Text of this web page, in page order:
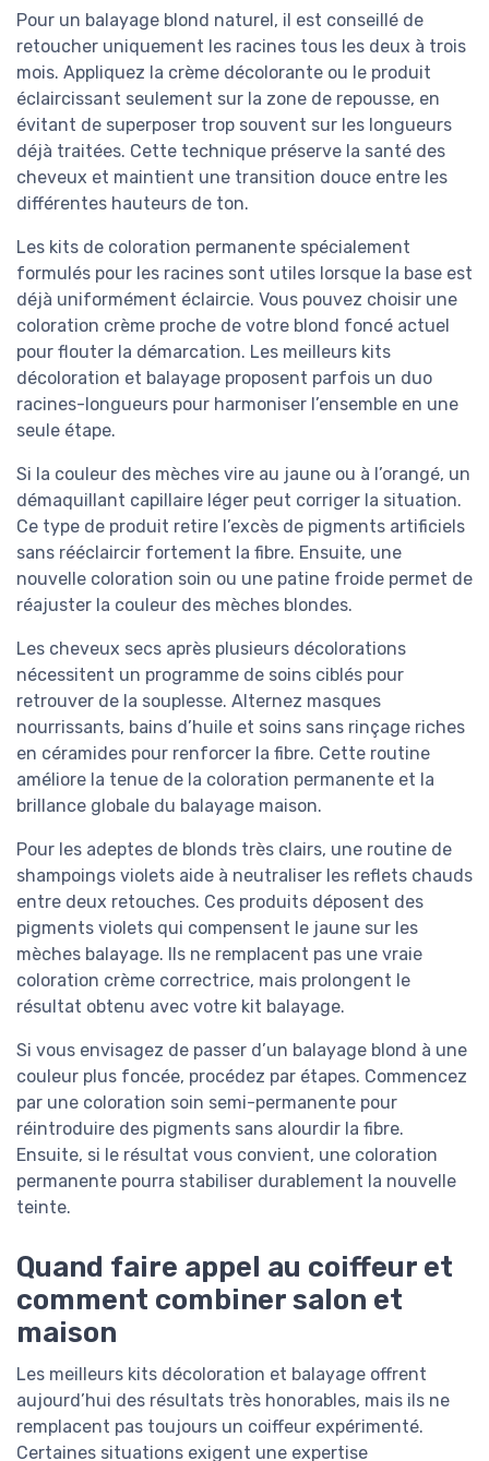
Pour un balayage blond naturel, il est conseillé de
retoucher uniquement les racines tous les deux à trois
mois. Appliquez la crème décolorante ou le produit
éclaircissant seulement sur la zone de repousse, en
évitant de superposer trop souvent sur les longueurs
déjà traitées. Cette technique préserve la santé des
cheveux et maintient une transition douce entre les
différentes hauteurs de ton.
Les kits de coloration permanente spécialement
formulés pour les racines sont utiles lorsque la base est
déjà uniformément éclaircie. Vous pouvez choisir une
coloration crème proche de votre blond foncé actuel
pour flouter la démarcation. Les meilleurs kits
décoloration et balayage proposent parfois un duo
racines-longueurs pour harmoniser l’ensemble en une
seule étape.
Si la couleur des mèches vire au jaune ou à l’orangé, un
démaquillant capillaire léger peut corriger la situation.
Ce type de produit retire l’excès de pigments artificiels
sans rééclaircir fortement la fibre. Ensuite, une
nouvelle coloration soin ou une patine froide permet de
réajuster la couleur des mèches blondes.
Les cheveux secs après plusieurs décolorations
nécessitent un programme de soins ciblés pour
retrouver de la souplesse. Alternez masques
nourrissants, bains d’huile et soins sans rinçage riches
en céramides pour renforcer la fibre. Cette routine
améliore la tenue de la coloration permanente et la
brillance globale du balayage maison.
Pour les adeptes de blonds très clairs, une routine de
shampoings violets aide à neutraliser les reflets chauds
entre deux retouches. Ces produits déposent des
pigments violets qui compensent le jaune sur les
mèches balayage. Ils ne remplacent pas une vraie
coloration crème correctrice, mais prolongent le
résultat obtenu avec votre kit balayage.
Si vous envisagez de passer d’un balayage blond à une
couleur plus foncée, procédez par étapes. Commencez
par une coloration soin semi-permanente pour
réintroduire des pigments sans alourdir la fibre.
Ensuite, si le résultat vous convient, une coloration
permanente pourra stabiliser durablement la nouvelle
teinte.
Quand faire appel au coiffeur et
comment combiner salon et
maison
Les meilleurs kits décoloration et balayage offrent
aujourd’hui des résultats très honorables, mais ils ne
remplacent pas toujours un coiffeur expérimenté.
Certaines situations exigent une expertise